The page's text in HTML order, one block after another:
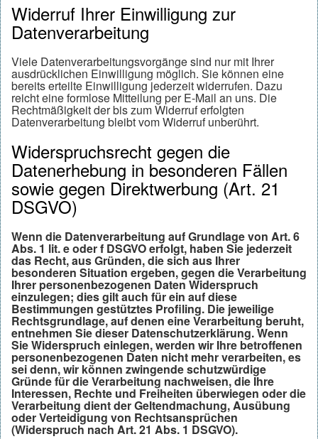
Widerruf Ihrer Einwilligung zur
Datenverarbeitung
Viele Datenverarbeitungsvorgänge sind nur mit Ihrer
ausdrücklichen Einwilligung möglich. Sie können eine
bereits erteilte Einwilligung jederzeit widerrufen. Dazu
reicht eine formlose Mitteilung per E-Mail an uns. Die
Rechtmäßigkeit der bis zum Widerruf erfolgten
Datenverarbeitung bleibt vom Widerruf unberührt.
Widerspruchsrecht gegen die
Datenerhebung in besonderen Fällen
sowie gegen Direktwerbung (Art. 21
DSGVO)
Wenn die Datenverarbeitung auf Grundlage von Art. 6
Abs. 1 lit. e oder f DSGVO erfolgt, haben Sie jederzeit
das Recht, aus Gründen, die sich aus Ihrer
besonderen Situation ergeben, gegen die Verarbeitung
Ihrer personenbezogenen Daten Widerspruch
einzulegen; dies gilt auch für ein auf diese
Bestimmungen gestütztes Profiling. Die jeweilige
Rechtsgrundlage, auf denen eine Verarbeitung beruht,
entnehmen Sie dieser Datenschutzerklärung. Wenn
Sie Widerspruch einlegen, werden wir Ihre betroffenen
personenbezogenen Daten nicht mehr verarbeiten, es
sei denn, wir können zwingende schutzwürdige
Gründe für die Verarbeitung nachweisen, die Ihre
Interessen, Rechte und Freiheiten überwiegen oder die
Verarbeitung dient der Geltendmachung, Ausübung
oder Verteidigung von Rechtsansprüchen
(Widerspruch nach Art. 21 Abs. 1 DSGVO).